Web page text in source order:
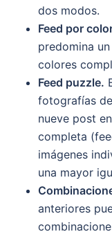
dos modos.
Feed por
predomina
colores
Feed puzzle.
fotografías
nueve post
completa
imágenes
una mayor
anteriores